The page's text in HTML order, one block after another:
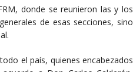
donde se reunieron las y los
de esas secciones, sino
el país, quienes encabezados